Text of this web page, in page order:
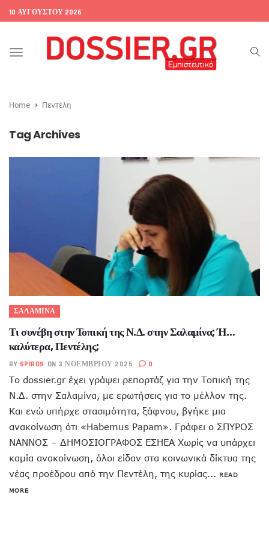
10 ΑΥΓΟΎΣΤΟΥ 2026
Toggle
Home Πεντέλη
Tag Archives
ΣΑΛΑΜΙΝΑ
Τι συνέβη στην Τοπική της Ν.Δ. στην Σαλαμίνα; Ή…
καλύτερα, Πεντέλης;
BY SPIROS ON 3 ΝΟΕΜΒΡΊΟΥ 2025 0
Το dossier.gr έχει γράψει ρεπορτάζ για την Τοπική της
Ν.Δ. στην Σαλαμίνα, με ερωτήσεις για το μέλλον της.
Και ενώ υπήρχε στασιμότητα, ξάφνου, βγήκε μια
ανακοίνωση ότι «Habemus Papam». Γράφει ο ΣΠΥΡΟΣ
ΝΑΝΝΟΣ – ΔΗΜΟΣΙΟΓΡΑΦΟΣ ΕΣΗΕΑ Χωρίς να υπάρχει
καμία ανακοίνωση, όλοι είδαν στα κοινωνικά δίκτυα της
νέας προέδρου από την Πεντέλη, της κυρίας... READ
MORE